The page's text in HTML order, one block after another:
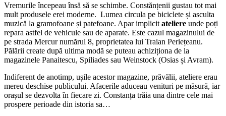
Vremurile începeau însă să se schimbe. Constănțenii gustau tot mai
mult produsele erei moderne. Lumea circula pe biciclete și asculta
muzică la gramofoane și patefoane. Apar implicit ateliere unde poți
repara astfel de vehicule sau de aparate. Este cazul magazinului de
pe strada Mercur numărul 8, proprietatea lui Traian Periețeanu.
Pălării create după ultima modă se puteau achiziționa de la
magazinele Panaitescu, Spiliades sau Weinstock (Osias și Avram).
Indiferent de anotimp, ușile acestor magazine, prăvălii, ateliere erau
mereu deschise publicului. Afacerile aduceau venituri pe măsură, iar
orașul se dezvolta în fiecare zi. Constanța trăia una dintre cele mai
prospere perioade din istoria sa…